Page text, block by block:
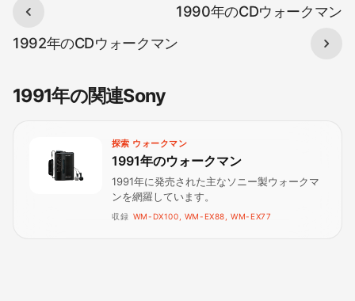
1990年のCDウォークマン
1992年のCDウォークマン
1991年の関連Sony
探索 ウォークマン
1991年のウォークマン
1991年に発売された主なソニー製ウォークマ
ンを網羅しています。
収録 WM-DX100, WM-EX88, WM-EX77